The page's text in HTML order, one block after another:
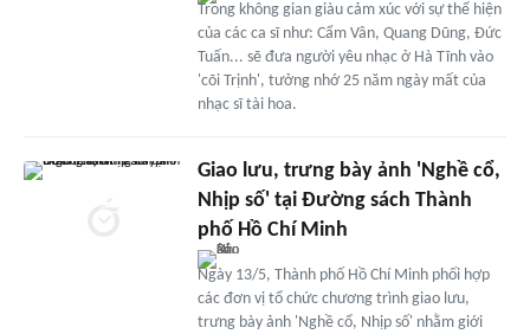
Trong không gian giàu cảm xúc với sự thể hiện
của các ca sĩ như: Cẩm Vân, Quang Dũng, Đức
Tuấn... sẽ đưa người yêu nhạc ở Hà Tĩnh vào
'cõi Trịnh', tưởng nhớ 25 năm ngày mất của
nhạc sĩ tài hoa.
Giao lưu, trưng bày ảnh 'Nghề cổ,
Nhịp số' tại Đường sách Thành
phố Hồ Chí Minh
Ngày 13/5, Thành phố Hồ Chí Minh phối hợp
các đơn vị tổ chức chương trình giao lưu,
trưng bày ảnh 'Nghề cổ, Nhịp số' nhằm giới